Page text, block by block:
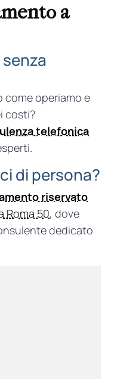
a
come operiamo e
costi?
telefonica
di persona?
riservato
Roma 50, dove
dedicato